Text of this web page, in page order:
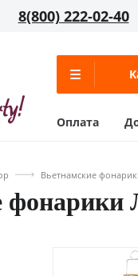
8(800) 222-02-40
Оплата
Вьетнамские
фонарики